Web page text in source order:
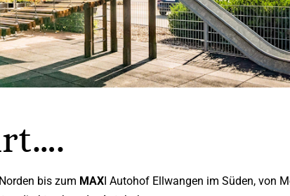
bis zum MAXI Autohof Ellwangen im Süden, von